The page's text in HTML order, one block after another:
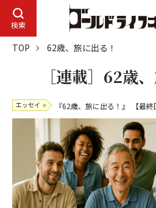
検索
TOP 62歳、旅に出る！
［連載］62歳
エッセイ 『62歳、旅に出る！』 【最終